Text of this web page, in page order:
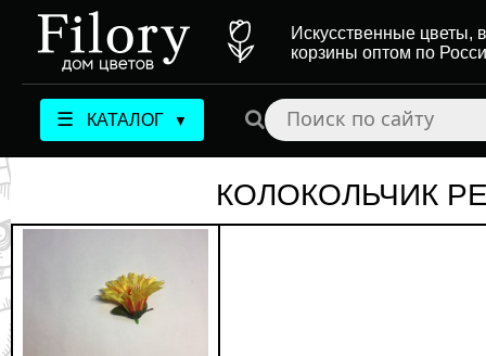
Искусственные цветы,
корзины оптом по
☰ КАТАЛОГ ▼
КОЛОКОЛЬЧИК